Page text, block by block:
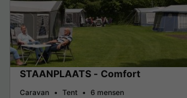
STAANPLAATS - Comfort
Caravan Tent 6 mensen